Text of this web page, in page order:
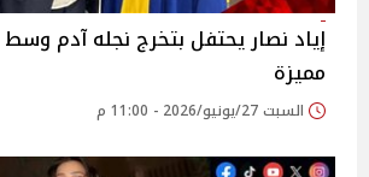
إياد نصار يحتفل بتخرج نجله آدم وسط
مميزة
السبت 27/يونيو/2026 - 11:00 م